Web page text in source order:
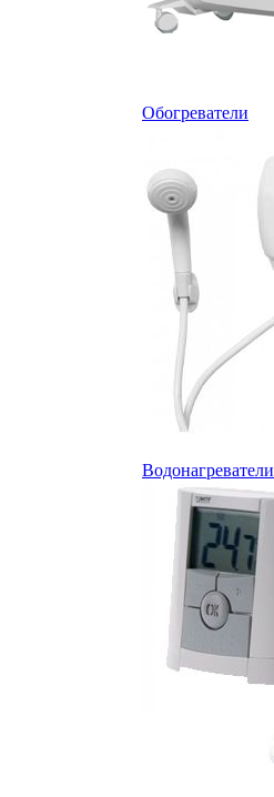
Обогреватели
Водонагреватели